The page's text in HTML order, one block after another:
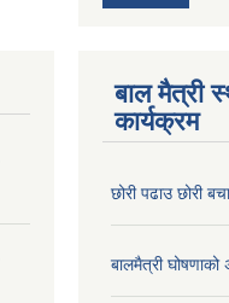
बाल मैत्री
कार्यक्रम
छोरी पढाउ छोरी
बालमैत्री घोषणाको